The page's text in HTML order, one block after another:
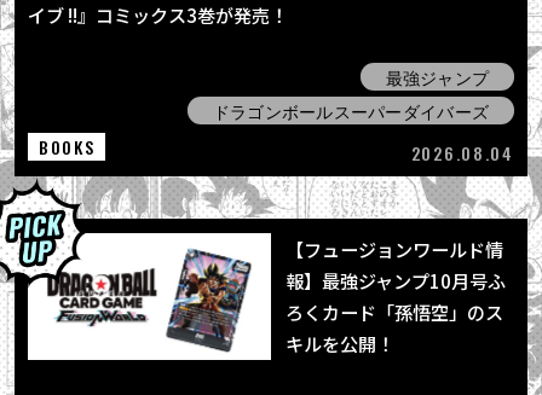
イブ !!』コミックス3巻が発売！
最強ジャンプ
ドラゴンボールスーパーダイバーズ
BOOKS
2026.08.04
【フュージョンワールド情
報】最強ジャンプ10月号ふ
ろくカード「孫悟空」のス
キルを公開！